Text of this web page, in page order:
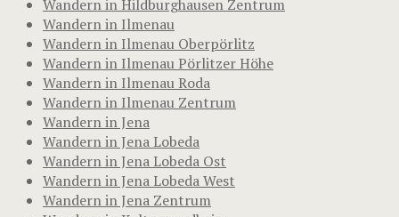
Wandern in Hildburghausen Zentrum
Wandern in Ilmenau
Wandern in Ilmenau Oberpörlitz
Wandern in Ilmenau Pörlitzer Höhe
Wandern in Ilmenau Roda
Wandern in Ilmenau Zentrum
Wandern in Jena
Wandern in Jena Lobeda
Wandern in Jena Lobeda Ost
Wandern in Jena Lobeda West
Wandern in Jena Zentrum